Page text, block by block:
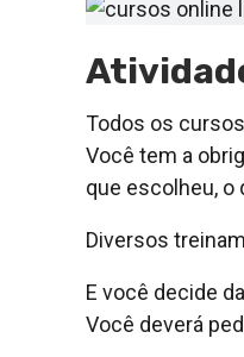
Todos os
Você tem a
que escolheu, o
Diversos
E você decide
Você deverá